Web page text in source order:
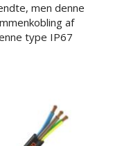
men denne
af
type IP67